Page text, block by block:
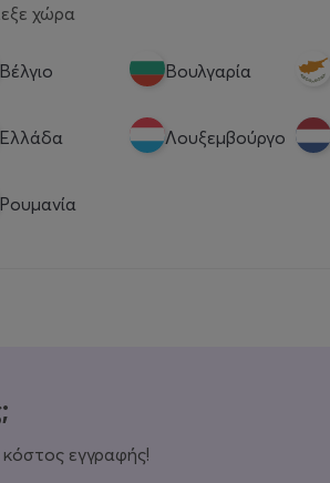
χώρα
Βέλγιο Βουλγαρία
Eλλάδα Λουξεμβούργο
Ρουμανία
εγγραφής!